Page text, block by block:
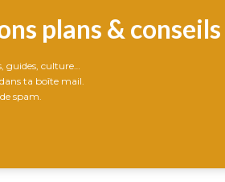
plans & conseils
guides, culture…
ta boîte mail.
spam.